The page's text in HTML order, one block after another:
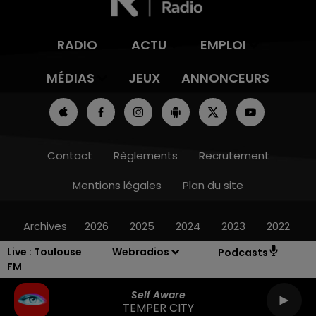
Live : Toulouse
FM
Webradios Podcasts
Self Aware
TEMPER CITY
RADIO ACTU
EMPLOI
MÉDIAS
JEUX ANNONCEURS
Contact Règlements
Recrutement
Mentions légales
Plan du site
Archives 2026 2025 2024 2023 2022